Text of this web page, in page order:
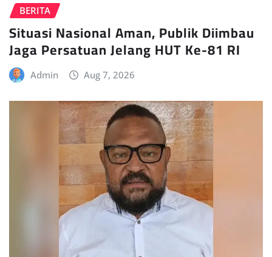
BERITA
Situasi Nasional Aman, Publik Diimbau
Jaga Persatuan Jelang HUT Ke-81 RI
Admin Aug 7, 2026